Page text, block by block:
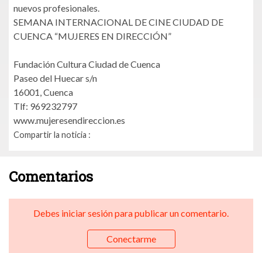
nuevos profesionales.
SEMANA INTERNACIONAL DE CINE CIUDAD DE
CUENCA “MUJERES EN DIRECCIÓN”
Fundación Cultura Ciudad de Cuenca
Paseo del Huecar s/n
16001, Cuenca
Tlf: 969232797
www.mujeresendireccion.es
Compartir la noticia :
Comentarios
Debes iniciar sesión para publicar un comentario.
Conectarme